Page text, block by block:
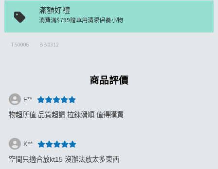
滿額好禮
消費滿$799贈車用清潔保養小物
T50006 BB0312
商品評價
F**
物超所值 品質超讚 拉鍊滑順 值得購買
K**
空間只適合放kt15 沒辦法放太多東西